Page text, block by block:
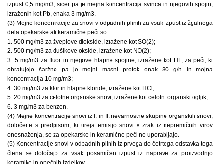
izpust 0,5 mg/m3, sicer pa je mejna koncentracija svinca in njegovih spojin,
izraženih kot Pb, enaka 3 mg/m3.
(3) Mejne koncentracije za snovi v odpadnih plinih za vsak izpust iz žgalnega
dela opekarske ali keramične peči so:
1. 500 mg/m3 za žveplove diokside, izražene kot SO(2);
2. 500 mg/m3 za dušikove okside, izražene kot NO(2);
3. 5 mg/m3 za fluor in njegove hlapne spojine, izražene kot HF, za peči, ki
obratujejo šaržno pa je mejni masni pretok enak 30 g/h in mejna
koncentracija 10 mg/m3;
4. 30 mg/m3 za klor in hlapne kloride, izražene kot HCl;
5. 20 mg/m3 za celotne organske snovi, izražene kot celotni organski ogljik;
6. 3 mg/m3 za benzen.
(4) Mejne koncentracije snovi iz I. in II. nevarnostne skupine organskih snovi,
določene s predpisom, ki ureja emisijo snovi v zrak iz nepremičnih virov
onesnaženja, se za opekarske in keramične peči ne uporabljajo.
(5) Koncentracije snovi v odpadnih plinih iz prvega do četrtega odstavka tega
člena se določajo za vsak posamičen izpust iz naprave za proizvodnjo
keramike in opečnih izdelkov.